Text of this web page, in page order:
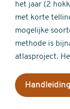
het jaar (2
met korte
mogelijke
methode is
atlasproject.